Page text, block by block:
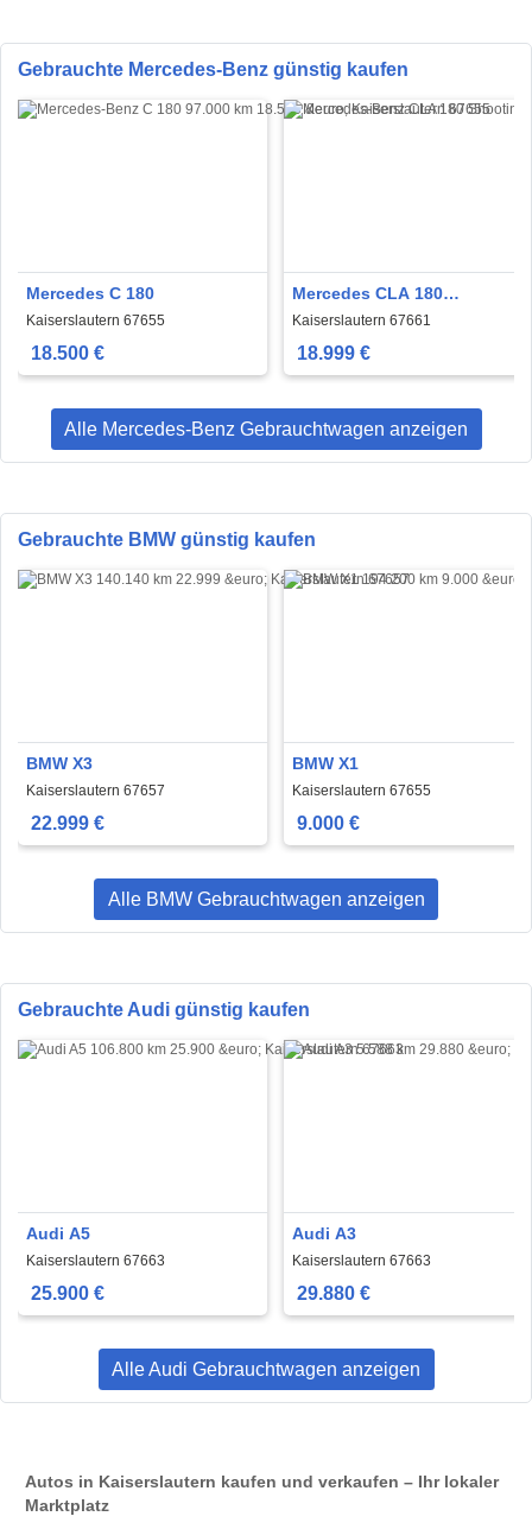
Gebrauchte Mercedes-Benz günstig kaufen
Mercedes C 180
Kaiserslautern 67655
18.500 €
Mercedes CLA 180
Shooting Brake
Kaiserslautern 67661
18.999 €
Alle Mercedes-Benz Gebrauchtwagen anzeigen
Gebrauchte BMW günstig kaufen
BMW X3
Kaiserslautern 67657
22.999 €
BMW X1
Kaiserslautern 67655
9.000 €
Alle BMW Gebrauchtwagen anzeigen
Gebrauchte Audi günstig kaufen
Audi A5
Kaiserslautern 67663
25.900 €
Audi A3
Kaiserslautern 67663
29.880 €
Alle Audi Gebrauchtwagen anzeigen
Autos in Kaiserslautern kaufen und verkaufen – Ihr lokaler
Marktplatz